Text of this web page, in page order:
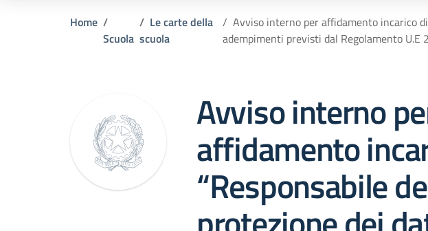
Home
Scuola
Le carte della
scuola
Avviso interno per affidamento incarico
adempimenti previsti dal Regolamento U.E
Avviso interno
affidamento
“Responsabile